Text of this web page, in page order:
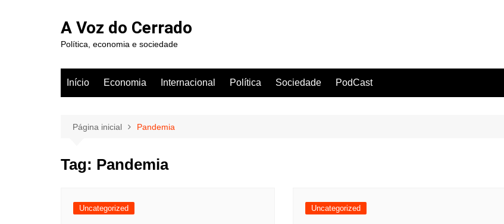
A Voz do Cerrado
Política, economia e sociedade
Início Economia Internacional Política Sociedade PodCast
Página inicial Pandemia
Tag: Pandemia
Uncategorized Uncategorized